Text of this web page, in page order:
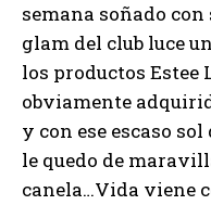
semana soñado
glam del club luce
los productos Estee
obviamente
y con ese escaso
le quedo de
canela…Vida viene